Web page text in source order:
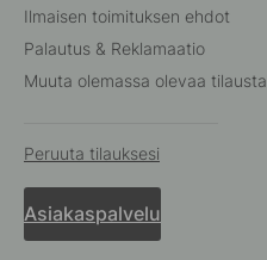
Ilmaisen toimituksen ehdot
Palautus & Reklamaatio
Muuta olemassa olevaa tilausta
Peruuta tilauksesi
Asiakaspalvelu